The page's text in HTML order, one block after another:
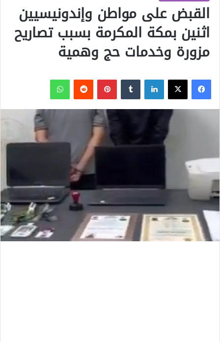
القبض على مواطن وإندونيسيين
اثنين بمكة المكرمة بسبب تصاريح
مزورة وخدمات حج وهمية
فيسبوك
‫X لينكدإن بينتيريست واتساب